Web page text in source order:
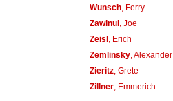
Wunsch, Ferry
Zawinul, Joe
Zeisl, Erich
Zemlinsky, Alexander
Zieritz, Grete
Zillner, Emmerich